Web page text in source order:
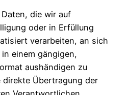
die wir auf
oder in Erfüllung
verarbeiten, an sich
einem gängigen,
aushändigen zu
direkte Übertragung der